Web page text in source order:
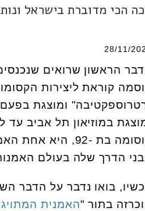
הכי מדוברת בישראל
28/11/
הראשון שרואים
קוראת ליצירות
ומוצגת
במוזיאון תל אביב עד
קוסומה בת -92,
הדרך שלה בעולם
בואו נדבר על הדבר
בתור "האמנית